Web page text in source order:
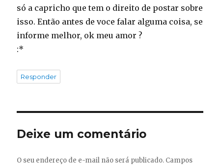
só a capricho que tem o direito de postar sobre
isso. Então antes de voce falar alguma coisa, se
informe melhor, ok meu amor ?
:*
Responder
Deixe um comentário
O seu endereço de e-mail não será publicado. Campos